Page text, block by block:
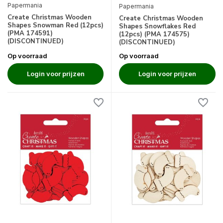
Papermania
Create Christmas Wooden
Shapes Snowman Red (12pcs)
(PMA 174591)
(DISCONTINUED)
Op voorraad
Login voor prijzen
Papermania
Create Christmas Wooden
Shapes Snowflakes Red
(12pcs) (PMA 174575)
(DISCONTINUED)
Op voorraad
Login voor prijzen